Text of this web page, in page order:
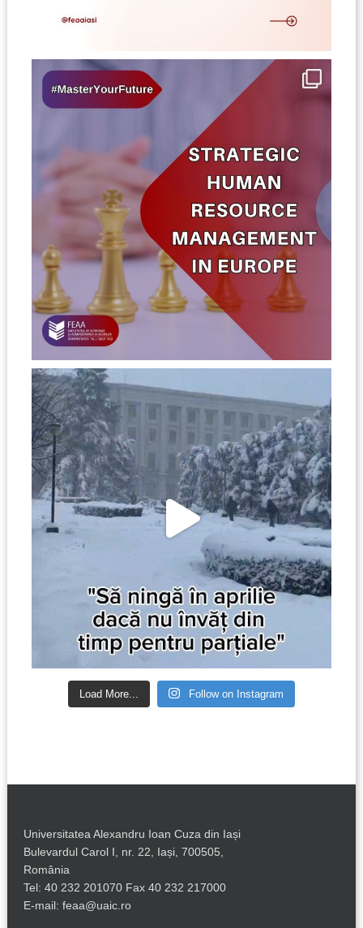
Load More... Follow on Instagram
Universitatea Alexandru Ioan Cuza din Iași
Bulevardul Carol I, nr. 22, Iași, 700505,
România
Tel: 40 232 201070 Fax 40 232 217000
E-mail: feaa@uaic.ro